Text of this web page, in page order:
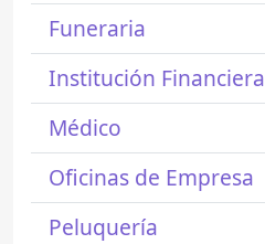
Funeraria
Institución Financiera
Médico
Oficinas de Empresa
Peluquería